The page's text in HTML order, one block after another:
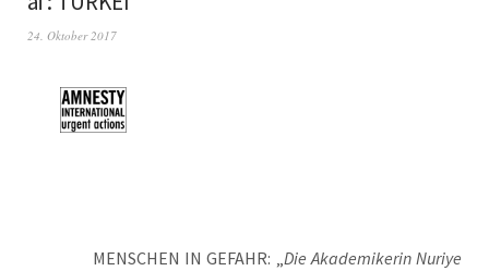
24. Oktober 2017
MENSCHEN IN GEFAHR: „Die Aka­de­mi­ke­rin Nuri­ye